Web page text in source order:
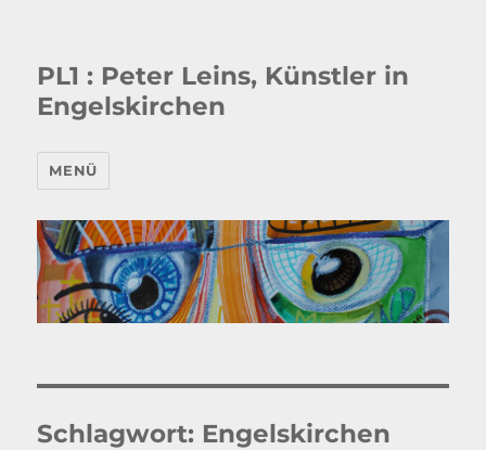
PL1 : Peter Leins, Künstler in
Engelskirchen
MENÜ
Schlagwort: Engelskirchen